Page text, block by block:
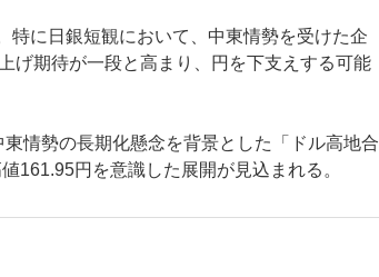
特に日銀短観において、中東情勢を受けた企
げ期待が一段と高まり、円を下支えする可能
情勢の長期化懸念を背景とした「ドル高地合
161.95円を意識した展開が見込まれる。